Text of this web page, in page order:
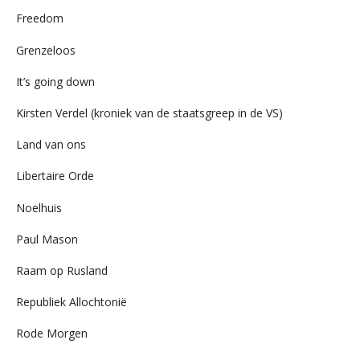
Freedom
Grenzeloos
It’s going down
Kirsten Verdel (kroniek van de staatsgreep in de VS)
Land van ons
Libertaire Orde
Noelhuis
Paul Mason
Raam op Rusland
Republiek Allochtonië
Rode Morgen